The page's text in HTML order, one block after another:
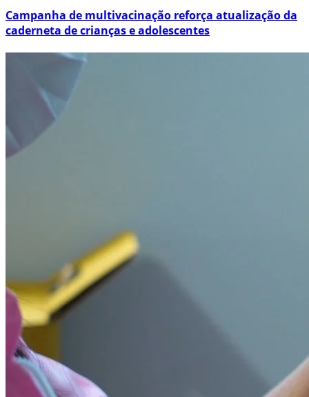
Campanha de multivacinação reforça atualização da
caderneta de crianças e adolescentes